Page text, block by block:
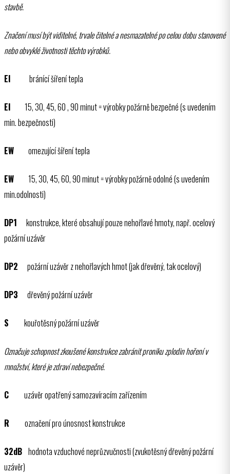
stavbě.
Značení musí být viditelné, trvale čitelné a nesmazatelné po celou dobu stanovené
nebo obvyklé životnosti těchto výrobků.
EI bránící šíření tepla
EI 15, 30, 45, 60 , 90 minut = výrobky požárně bezpečné (s uvedením
min. bezpečnosti)
EW omezující šíření tepla
EW 15, 30, 45, 60, 90 minut = výrobky požárně odolné (s uvedením
min.odolnosti)
DP1 konstrukce, které obsahují pouze nehořlavé hmoty, např. ocelový
požární uzávěr
DP2 požární uzávěr z nehořlavých hmot (jak dřevěný, tak ocelový)
DP3 dřevěný požární uzávěr
S kouřotěsný požární uzávěr
Označuje schopnost zkoušené konstrukce zabránit proniku zplodin hoření v
množství, které je zdraví nebezpečné.
C uzávěr opatřený samozavíracím zařízením
R označení pro únosnost konstrukce
32dB hodnota vzduchové neprůzvučnosti (zvukotěsný dřevěný požární
uzávěr)